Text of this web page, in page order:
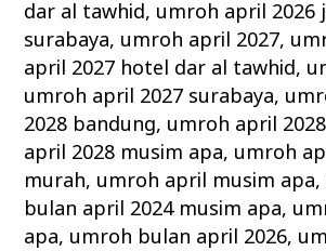
dar al tawhid, umroh april 2026
surabaya, umroh april 2027,
april 2027 hotel dar al tawhid,
umroh april 2027 surabaya,
2028 bandung, umroh april
april 2028 musim apa, umroh
murah, umroh april musim apa,
bulan april 2024 musim apa,
apa, umroh bulan april 2026,